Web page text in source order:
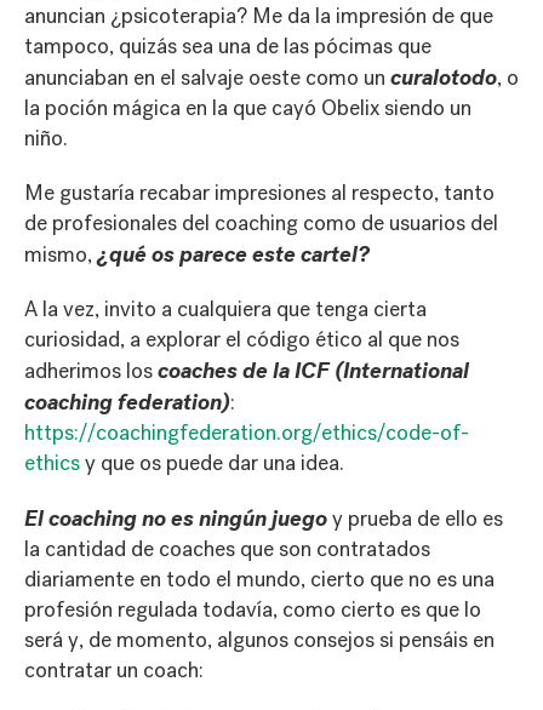
anuncian ¿psicoterapia? Me da la impresión de que
tampoco, quizás sea una de las pócimas que
anunciaban en el salvaje oeste como un curalotodo, o
la poción mágica en la que cayó Obelix siendo un
niño.
Me gustaría recabar impresiones al respecto, tanto
de profesionales del coaching como de usuarios del
mismo,¿qué os parece este cartel?
A la vez, invito a cualquiera que tenga cierta
curiosidad, a explorar el código ético al que nos
adherimos loscoaches de la ICF (International
coaching federation):
https://coachingfederation.org/ethics/code-of-
ethicsy que os puede dar una idea.
El coaching no es ningún juegoy prueba de ello es
la cantidad de coaches que son contratados
diariamente en todo el mundo, cierto que no es una
profesión regulada todavía, como cierto es que lo
será y, de momento, algunos consejos si pensáis en
contratar un coach: